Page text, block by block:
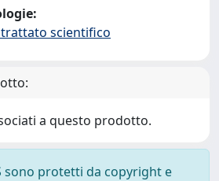
scientifico
a questo prodotto.
sono protetti da copyright e